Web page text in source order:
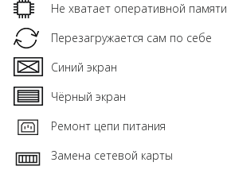
Не хватает оперативной памяти
Перезагружается сам по себе
Синий экран
Чёрный экран
Ремонт цепи питания
Замена сетевой карты